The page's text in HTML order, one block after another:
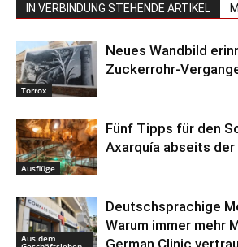
IN VERBINDUNG STEHENDE ARTIKEL
Torrox
Neues Wandbild
Zuckerrohr-
Ausflüge
Fünf Tipps für den
Axarquía abseits der
Aus dem
Deutschsprachige
Warum immer mehr
German Clinic